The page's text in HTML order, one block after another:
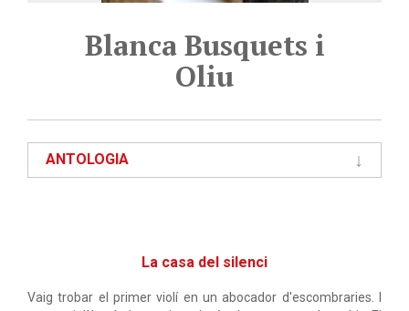
Blanca Busquets i
Oliu
ANTOLOGIA
La casa del silenci
Vaig trobar el primer violí en un abocador d'escombraries. I